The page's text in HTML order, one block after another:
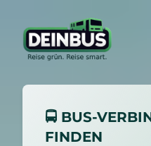
🚍 BUS-
FINDEN